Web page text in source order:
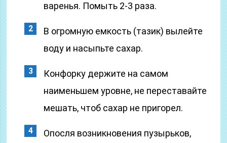
варенья. Помыть 2-3 раза.
В огромную емкость (тазик) вылейте
воду и насыпьте сахар.
Конфорку держите на самом
наименьшем уровне, не переставайте
мешать, чтоб сахар не пригорел.
Опосля возникновения пузырьков,